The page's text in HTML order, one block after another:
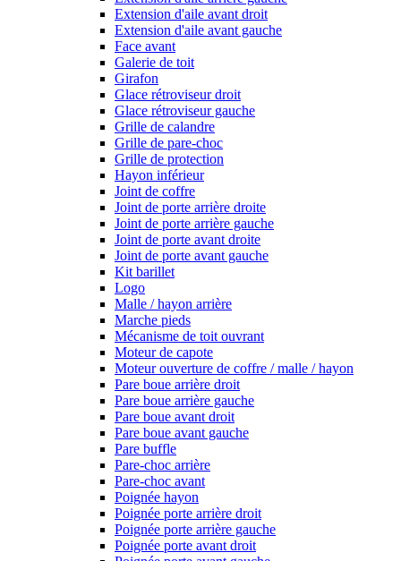
Extension d'aile avant droit
Extension d'aile avant gauche
Face avant
Galerie de toit
Girafon
Glace rétroviseur droit
Glace rétroviseur gauche
Grille de calandre
Grille de pare-choc
Grille de protection
Hayon inférieur
Joint de coffre
Joint de porte arrière droite
Joint de porte arrière gauche
Joint de porte avant droite
Joint de porte avant gauche
Kit barillet
Logo
Malle / hayon arrière
Marche pieds
Mécanisme de toit ouvrant
Moteur de capote
Moteur ouverture de coffre / malle / hayon
Pare boue arrière droit
Pare boue arrière gauche
Pare boue avant droit
Pare boue avant gauche
Pare buffle
Pare-choc arrière
Pare-choc avant
Poignée hayon
Poignée porte arrière droit
Poignée porte arrière gauche
Poignée porte avant droit